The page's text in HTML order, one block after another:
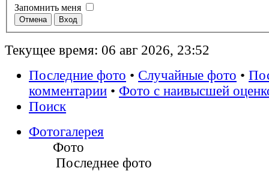
Запомнить меня
Текущее время: 06 авг 2026, 23:52
Последние фото • Случайные фото •
комментарии • Фото с наивысшей
Поиск
Фотогалерея
Фото
Последнее фото